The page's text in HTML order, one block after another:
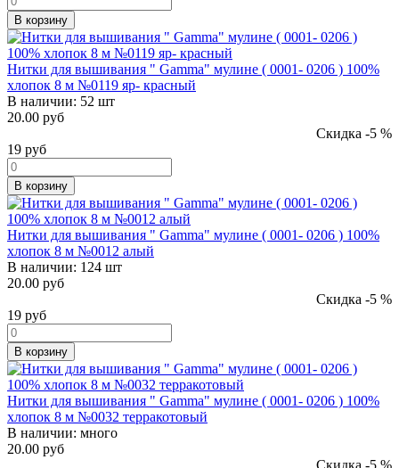
В корзину
Нитки для вышивания " Gamma" мулине ( 0001- 0206 ) 100%
хлопок 8 м №0119 яр- красный
В наличии: 52 шт
20.00 руб
Скидка -5 %
19 руб
В корзину
Нитки для вышивания " Gamma" мулине ( 0001- 0206 ) 100%
хлопок 8 м №0012 алый
В наличии: 124 шт
20.00 руб
Скидка -5 %
19 руб
В корзину
Нитки для вышивания " Gamma" мулине ( 0001- 0206 ) 100%
хлопок 8 м №0032 терракотовый
В наличии: много
20.00 руб
Скидка -5 %